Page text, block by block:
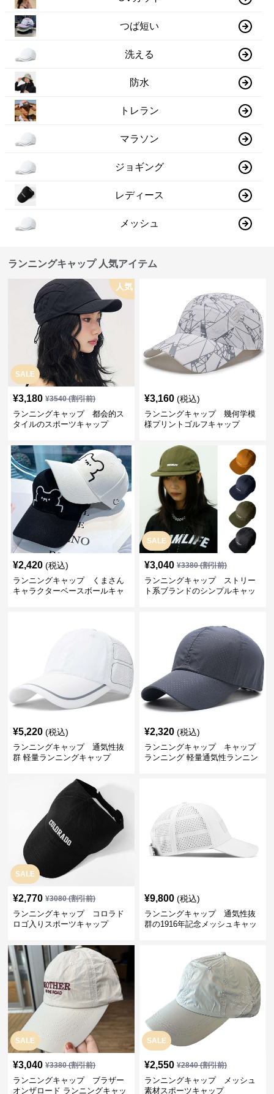
つば短い
洗える
防水
トレラン
マラソン
ジョギング
レディース
メッシュ
ランニングキャップ 人気アイテム
SALE
人気
¥3,180 ¥3540(割引前)
ランニングキャップ 都会的ス
タイルのスポーツキャップ
¥3,160 (税込)
ランニングキャップ 幾何学模
様プリントゴルフキャップ
¥2,420 (税込)
ランニングキャップ くまさん
キャラクターベースボールキャ
SALE
¥3,040 ¥3380(割引前)
ランニングキャップ ストリー
ト系ブランドのシンプルキャッ
¥5,220 (税込)
ランニングキャップ 通気性抜
群 軽量ランニングキャップ
¥2,320 (税込)
ランニングキャップ キャップ
ランニング 軽量通気性ランニン
SALE
¥2,770 ¥3080(割引前)
ランニングキャップ コロラド
ロゴ入りスポーツキャップ
¥9,800 (税込)
ランニングキャップ 通気性抜
群の1916年記念メッシュキャッ
SALE
¥3,040 ¥3380(割引前)
ランニングキャップ ブラザー
オンザロード ランニングキャッ
SALE
¥2,550 ¥2840(割引前)
ランニングキャップ メッシュ
素材スポーツキャップ